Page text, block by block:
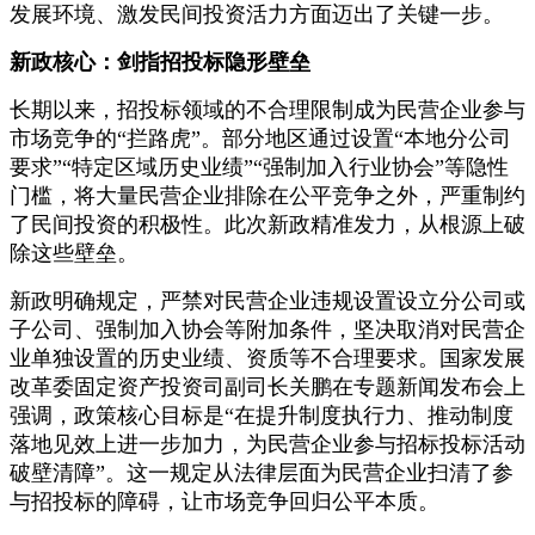
发展环境、激发民间投资活力方面迈出了关键一步。
新政核心：剑指招投标隐形壁垒
长期以来，招投标领域的不合理限制成为民营企业参与
市场竞争的“拦路虎”。部分地区通过设置“本地分公司
要求”“特定区域历史业绩”“强制加入行业协会”等隐性
门槛，将大量民营企业排除在公平竞争之外，严重制约
了民间投资的积极性。此次新政精准发力，从根源上破
除这些壁垒。
新政明确规定，严禁对民营企业违规设置设立分公司或
子公司、强制加入协会等附加条件，坚决取消对民营企
业单独设置的历史业绩、资质等不合理要求。国家发展
改革委固定资产投资司副司长关鹏在专题新闻发布会上
强调，政策核心目标是“在提升制度执行力、推动制度
落地见效上进一步加力，为民营企业参与招标投标活动
破壁清障”。这一规定从法律层面为民营企业扫清了参
与招投标的障碍，让市场竞争回归公平本质。